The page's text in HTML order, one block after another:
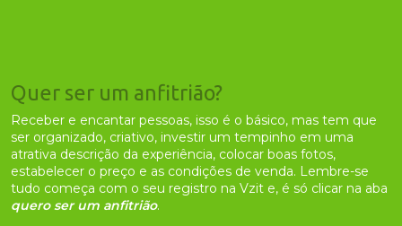
Quer ser um anfitrião?
Receber e encantar pessoas, isso é o básico, mas tem que
ser organizado, criativo, investir um tempinho em uma
atrativa descrição da experiência, colocar boas fotos,
estabelecer o preço e as condições de venda. Lembre-se
tudo começa com o seu registro na Vzit e, é só clicar na aba
quero ser um anfitrião.